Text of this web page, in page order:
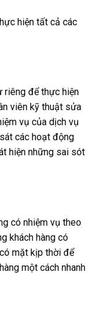
hiện tất cả các
riêng để thực hiện
viên kỹ thuật sửa
vụ của dịch vụ
các hoạt động
hiện những sai sót
có nhiệm vụ theo
khách hàng có
mặt kịp thời để
một cách nhanh